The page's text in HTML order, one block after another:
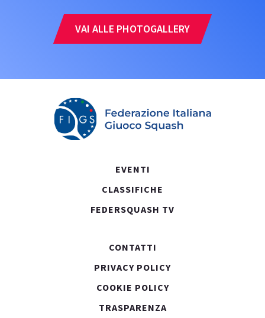
VAI ALLE PHOTOGALLERY
EVENTI
CLASSIFICHE
FEDERSQUASH TV
CONTATTI
PRIVACY POLICY
COOKIE POLICY
TRASPARENZA